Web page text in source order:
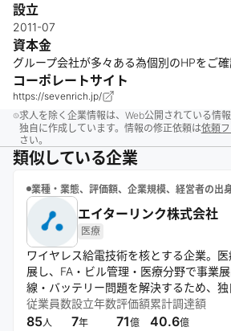
設立
2011-07
資本金
グループ会社が多々ある為個別のHPをご確
コーポレートサイト
https://sevenrich.jp/
求人を除く企業情報は、Web公開されている情
独自に作成しています。情報の修正依頼は依頼
さい。
類似している企業
業種・業態、評価額、企業規模、経営者の出
エイターリンク株式会社
医療
ワイヤレス給電技術を核とする企業。
展し、FA・ビル管理・医療分野で事業
線・バッテリー問題を解決するため、
ヤレス給電ソリューション「AirPlug™」
に向け、様々なデバイスのワイヤレス化
従業員数
85人
設立年数
7年
評価額
71億
累計調達額
40.6億